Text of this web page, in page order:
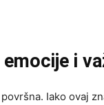
i
Iako ovaj